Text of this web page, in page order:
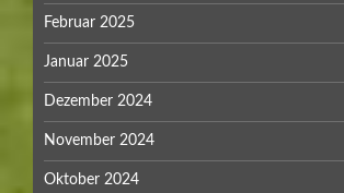
Februar 2025
Januar 2025
Dezember 2024
November 2024
Oktober 2024